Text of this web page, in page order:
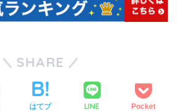
SHARE
はてブ LINE Pocket